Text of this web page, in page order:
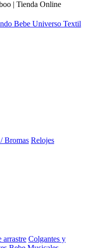
Bebe Universo Textil
Bromas Relojes
arrastre Colgantes y